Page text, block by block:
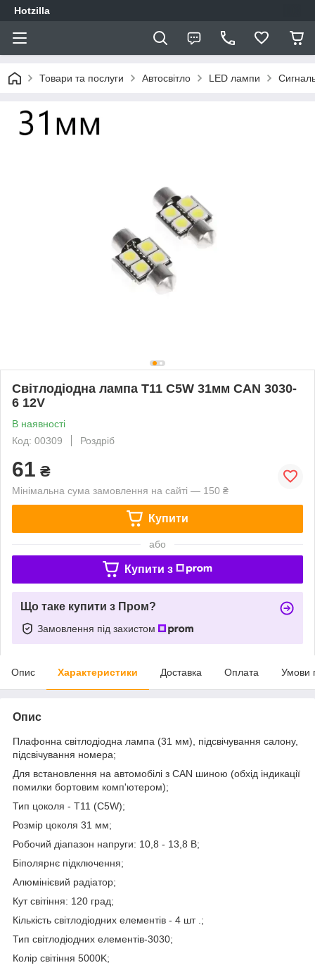
Hotzilla
Товари та послуги Автосвітло LED лампи
Світлодіодна лампа T11 C5W 31мм CAN 3030-
6 12V
В наявності
Код: 00309
Роздріб
61 ₴
Мінімальна сума замовлення на сайті — 150 ₴
Купити
або
Купити з
Що таке купити з Пром?
Замовлення під захистом
Опис Характеристики Доставка Оплата Умови
Опис
Плафонна світлодіодна лампа (31 мм), підсвічування салону,
підсвічування номера;
Для встановлення на автомобілі з CAN шиною (обхід індикації
помилки бортовим комп'ютером);
Тип цоколя - Т11 (C5W);
Розмір цоколя 31 мм;
Робочий діапазон напруги: 10,8 - 13,8 В;
Біполярнє підключення;
Алюмінієвий радіатор;
Кут світіння: 120 град;
Кількість світлодіодних елементів - 4 шт .;
Тип світлодіодних елементів-3030;
Колір світіння 5000K;